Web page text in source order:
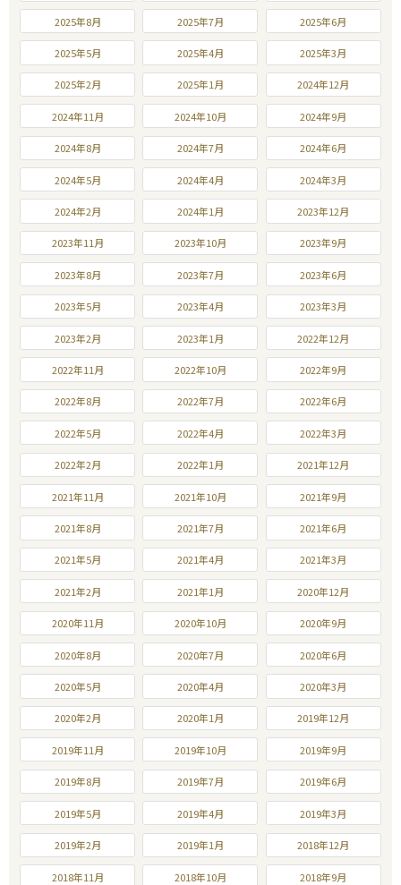
2025年8月 2025年7月 2025年6月
2025年5月 2025年4月 2025年3月
2025年2月 2025年1月 2024年12月
2024年11月 2024年10月 2024年9月
2024年8月 2024年7月 2024年6月
2024年5月 2024年4月 2024年3月
2024年2月 2024年1月 2023年12月
2023年11月 2023年10月 2023年9月
2023年8月 2023年7月 2023年6月
2023年5月 2023年4月 2023年3月
2023年2月 2023年1月 2022年12月
2022年11月 2022年10月 2022年9月
2022年8月 2022年7月 2022年6月
2022年5月 2022年4月 2022年3月
2022年2月 2022年1月 2021年12月
2021年11月 2021年10月 2021年9月
2021年8月 2021年7月 2021年6月
2021年5月 2021年4月 2021年3月
2021年2月 2021年1月 2020年12月
2020年11月 2020年10月 2020年9月
2020年8月 2020年7月 2020年6月
2020年5月 2020年4月 2020年3月
2020年2月 2020年1月 2019年12月
2019年11月 2019年10月 2019年9月
2019年8月 2019年7月 2019年6月
2019年5月 2019年4月 2019年3月
2019年2月 2019年1月 2018年12月
2018年11月 2018年10月 2018年9月